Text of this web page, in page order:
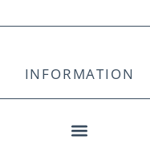
INFORMATION